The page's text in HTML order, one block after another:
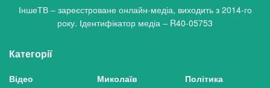
ІншеТВ – зареєстроване онлайн-медіа, виходить з 2014-го
року. Ідентифікатор медіа – R40-05753
Категорії
Відео
Миколаїв
Політика